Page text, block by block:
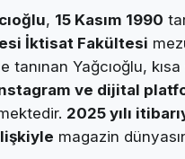
, 15 Kasım 1990
İktisat Fakültesi
tanınan Yağcıoğlu,
ve dijital
2025 yılı
magazin